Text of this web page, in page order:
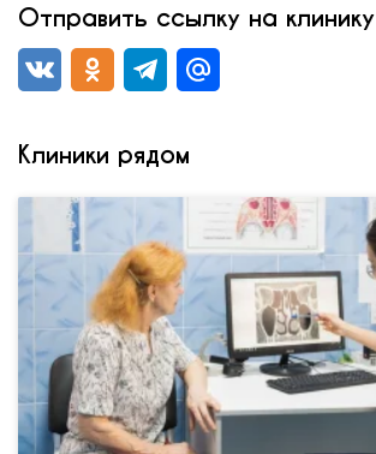
Отправить ссылку на клинику
Клиники рядом